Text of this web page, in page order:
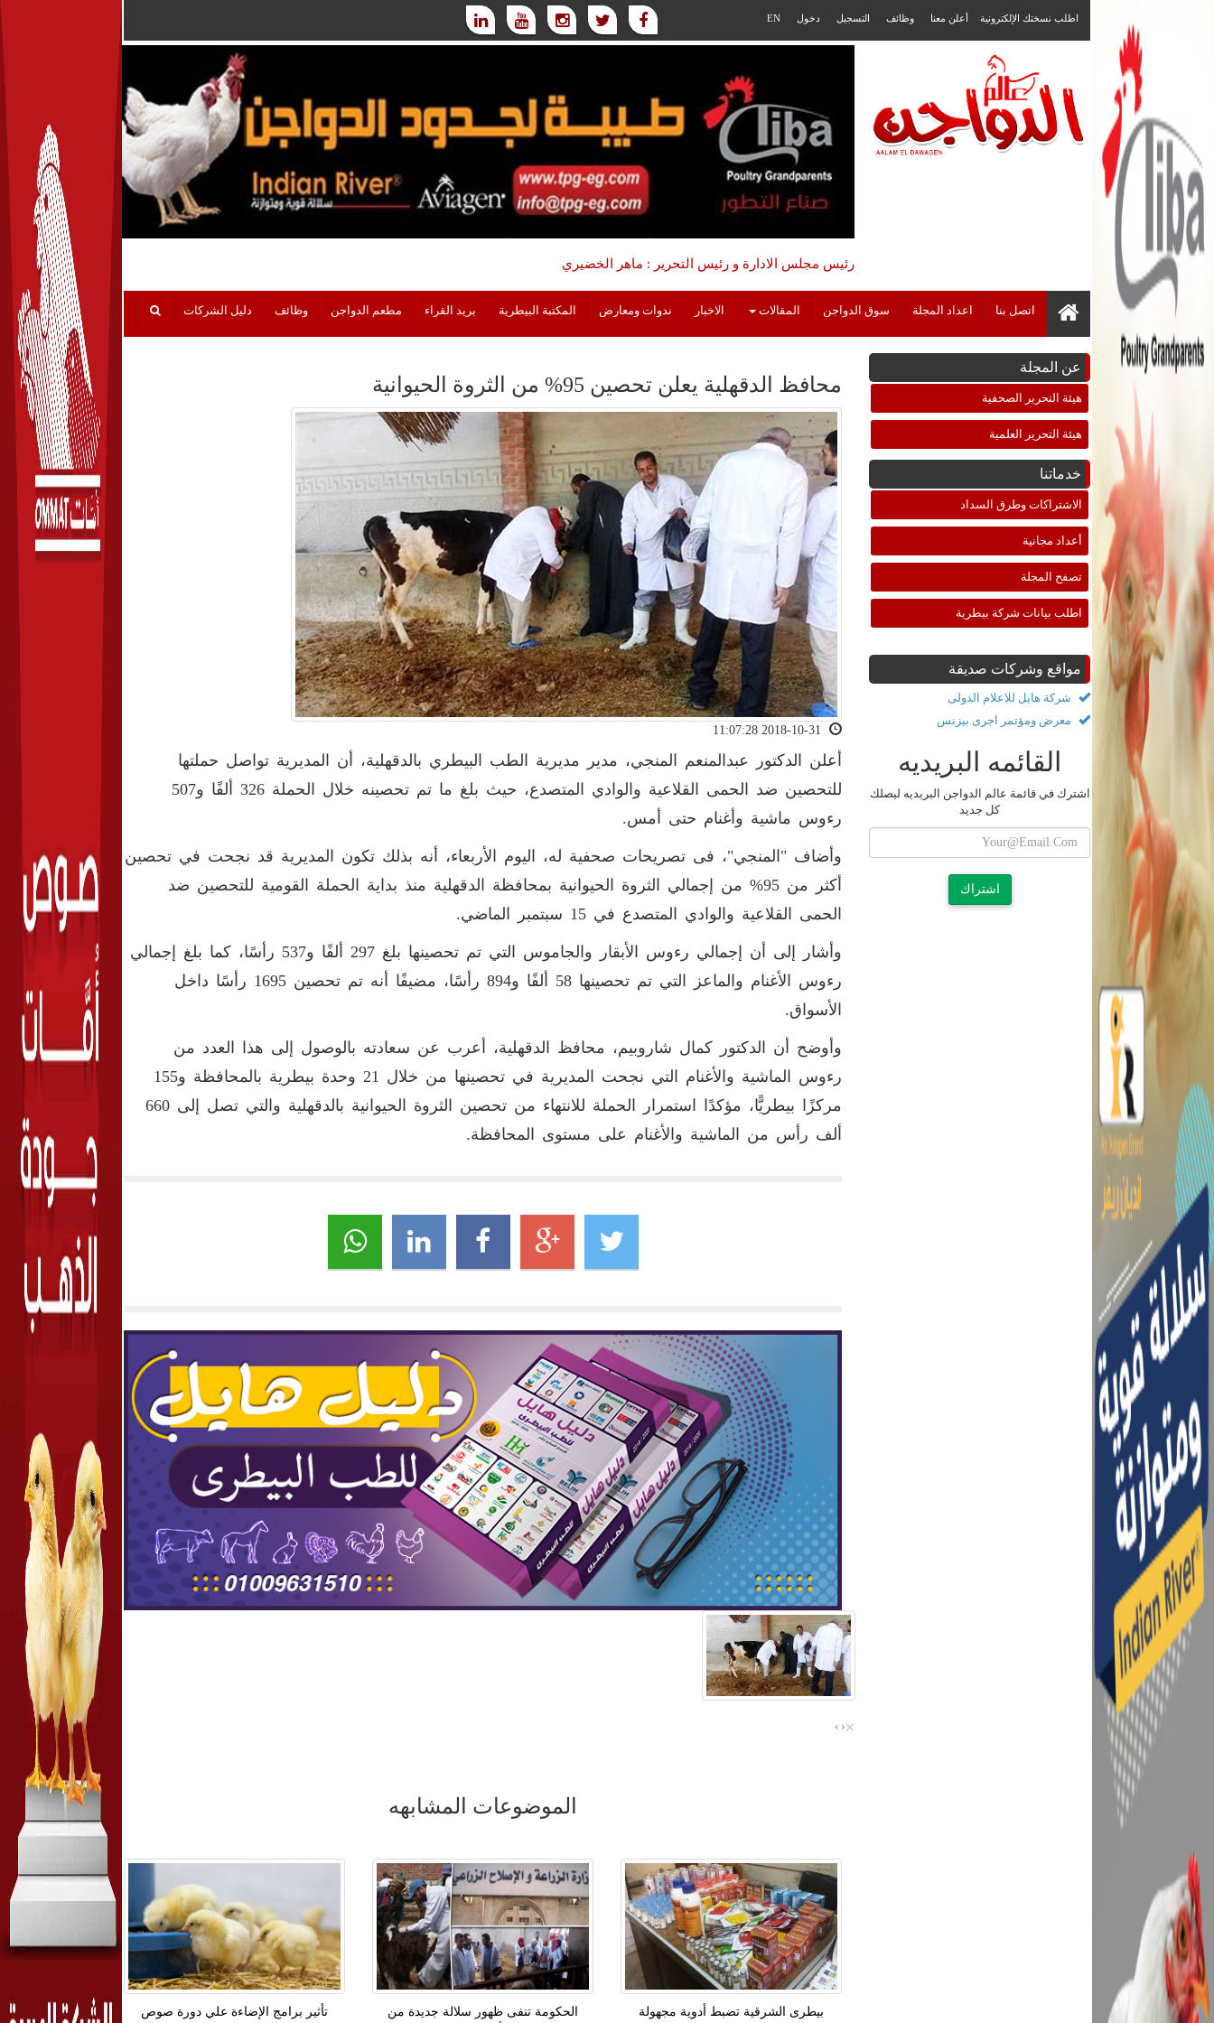
اطلب نسختك الإلكترونية أعلن معنا وظائف التسجيل دخول EN
رئيس مجلس الادارة و رئيس التحرير : ماهر الخضيري
اتصل بنا اعداد المجلة سوق الدواجن المقالات الاخبار ندوات ومعارض المكتبة البيطرية بريد القراء مطعم الدواجن وظائف دليل الشركات
عن المجلة
هيئة التحرير الصحفية
هيئة التحرير العلمية
خدماتنا
الاشتراكات وطرق السداد
أعداد مجانية
تصفح المجلة
اطلب بيانات شركة بيطرية
مواقع وشركات صديقة
شركة هايل للاعلام الدولى
معرض ومؤتمر اجرى بيزنس
القائمه البريديه
اشترك في قائمة عالم الدواجن البريديه ليصلك
كل جديد
اشتراك
محافظ الدقهلية يعلن تحصين 95% من الثروة الحيوانية
أعلن الدكتور عبدالمنعم المنجي، مدير مديرية الطب البيطري بالدقهلية، أن المديرية تواصل حملتها
للتحصين ضد الحمى القلاعية والوادي المتصدع، حيث بلغ ما تم تحصينه خلال الحملة 326 ألفًا و507
رءوس ماشية وأغنام حتى أمس.
وأضاف "المنجي"، فى تصريحات صحفية له، اليوم الأربعاء، أنه بذلك تكون المديرية قد نجحت في تحصين
أكثر من 95% من إجمالي الثروة الحيوانية بمحافظة الدقهلية منذ بداية الحملة القومية للتحصين ضد
الحمى القلاعية والوادي المتصدع في 15 سبتمبر الماضي.
وأشار إلى أن إجمالي رءوس الأبقار والجاموس التي تم تحصينها بلغ 297 ألفًا و537 رأسًا، كما بلغ إجمالي
رءوس الأغنام والماعز التي تم تحصينها 58 ألفًا و894 رأسًا، مضيفًا أنه تم تحصين 1695 رأسًا داخل
الأسواق.
وأوضح أن الدكتور كمال شاروبيم، محافظ الدقهلية، أعرب عن سعادته بالوصول إلى هذا العدد من
رءوس الماشية والأغنام التي نجحت المديرية في تحصينها من خلال 21 وحدة بيطرية بالمحافظة و155
مركزًا بيطريًّا، مؤكدًا استمرار الحملة للانتهاء من تحصين الثروة الحيوانية بالدقهلية والتي تصل إلى 660
ألف رأس من الماشية والأغنام على مستوى المحافظة.
‹
› ×
الموضوعات المشابهه
تأثير برامج الإضاءة علي دورة صوص الحكومة تنفى ظهور سلالة جديدة من بيطرى الشرقية تضبط أدوية مجهولة